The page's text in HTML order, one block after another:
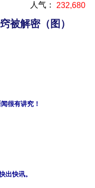
人气： 232,680
被解密（图）
很有讲究！
出快讯。